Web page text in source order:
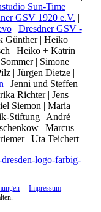
Sun-Time|
GSV 1920 e.V. |
| Dresdner GSV -
Günther | Heiko
| Heiko + Katrin
| Simone
| Jürgen Dietze |
| Jenni und Steffen
Richter | Jens
Siemon | Maria
Stiftung | André
| Marcus
| Uta Teichert
Impressum